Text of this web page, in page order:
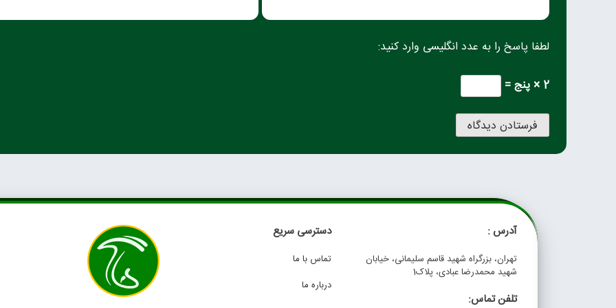
لطفا پاسخ را به عدد انگلیسی وارد کنید:
2 × پنج =
آدرس :
تهران، بزرگراه شهید قاسم سلیمانی، خیابان
شهید محمدرضا عبادی، پلاک1
تلفن تماس:
دسترسی سریع
تماس با ما
درباره ما